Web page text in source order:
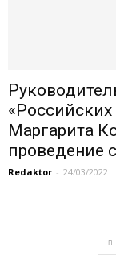
«Российских
Маргарита
проведение
Redaktor - 24/03/2022